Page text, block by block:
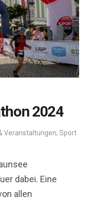
2024
Veranstaltungen, Sport
dabei. Eine
allen